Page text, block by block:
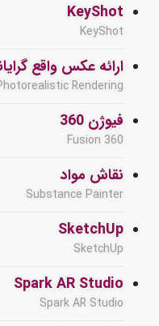
KeyShot
KeyShot
ارائه عکس واقع گرایانه
Photorealistic Rendering
فیوژن 360
Fusion 360
نقاش مواد
Substance Painter
SketchUp
SketchUp
Spark AR Studio
Spark AR Studio